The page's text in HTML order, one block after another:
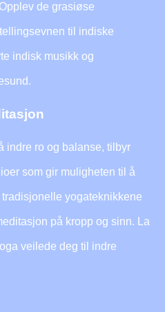
de grasiøse
til indiske
indisk musikk og
indre ro og balanse, tilbyr
som gir muligheten til å
yogateknikkene
på kropp og sinn. La
veilede deg til indre